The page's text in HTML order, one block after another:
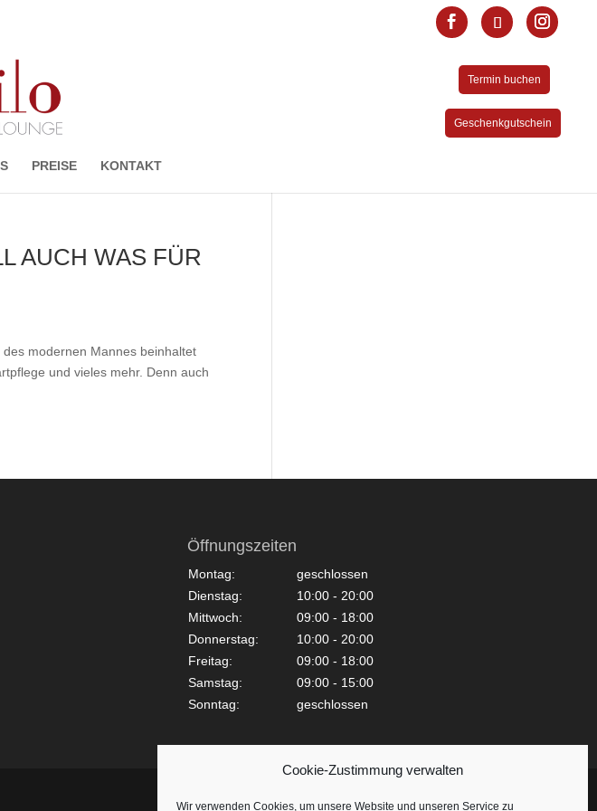
Cookie-Zustimmung verwalten
Wir verwenden Cookies, um unsere Website und unseren Service zu
Termin buchen
Geschenkgutschein
PREISE KONTAKT
AUCH WAS FÜR
modernen Mannes beinhaltet
und vieles mehr. Denn auch
Öffnungszeiten
Montag:
geschlossen
Dienstag:
10:00 - 20:00
Mittwoch:
09:00 - 18:00
Donnerstag:
10:00 - 20:00
Freitag:
09:00 - 18:00
Samstag:
09:00 - 15:00
Sonntag:
geschlossen